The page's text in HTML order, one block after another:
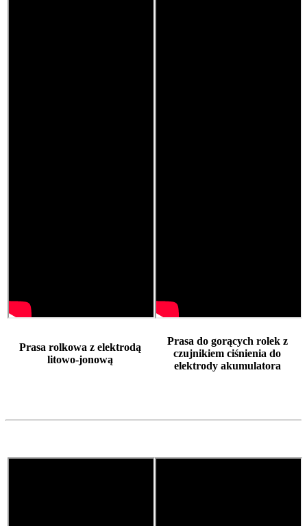
Prasa rolkowa z elektrodą
litowo-jonową
Prasa do gorących rolek z
czujnikiem ciśnienia do
elektrody akumulatora